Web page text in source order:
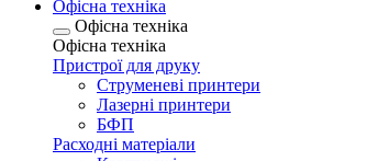
Офісна техніка
Офісна техніка
Офісна техніка
Пристрої для друку
Струменеві принтери
Лазерні принтери
БФП
Расходні матеріали